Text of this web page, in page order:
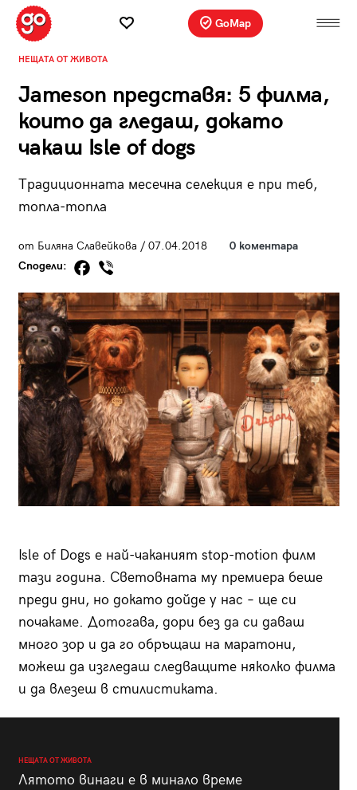
GoMap
НЕЩАТА ОТ ЖИВОТА
Jameson представя: 5 филма,
които да гледаш, докaто
чакаш Isle of dogs
Традиционната месечна селекция е при теб,
топла-топла
от Биляна Славейкова / 07.04.2018
0 коментара
Сподели:
Isle of Dogs е най-чаканият stop-motion филм
тази година. Световната му премиера беше
преди дни, но докато дойде у нас – ще си
почакаме. Дотогава, дори без да си даваш
много зор и да го обръщаш на маратони,
можеш да изгледаш следващите няколко филма
и да влезеш в стилистиката.
НЕЩАТА ОТ ЖИВОТА
Лятото винаги е в минало време